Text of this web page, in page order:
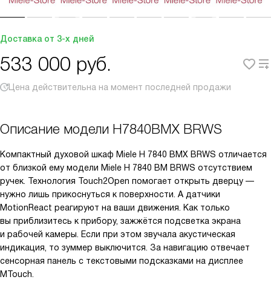
Доставка от 3-х дней
533 000 руб.
Цена действительна на момент последней продажи
Описание модели H7840BMX BRWS
Компактный духовой шкаф Miele H 7840 BMX BRWS отличается
от близкой ему модели Miele H 7840 BM BRWS отсутствием
ручек. Технология Touch2Open помогает открыть дверцу —
нужно лишь прикоснуться к поверхности. А датчики
MotionReact реагируют на ваши движения. Как только
вы приблизитесь к прибору, зажжётся подсветка экрана
и рабочей камеры. Если при этом звучала акустическая
индикация, то зуммер выключится. За навигацию отвечает
сенсорная панель с текстовыми подсказками на дисплее
MTouch.